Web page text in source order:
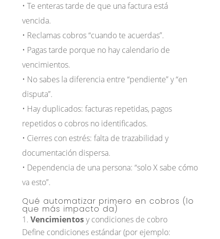
• Te enteras tarde de que una factura está
vencida.
• Reclamas cobros “cuando te acuerdas”.
• Pagas tarde porque no hay calendario de
vencimientos.
• No sabes la diferencia entre “pendiente” y “en
disputa”.
• Hay duplicados: facturas repetidas, pagos
repetidos o cobros no identificados.
• Cierres con estrés: falta de trazabilidad y
documentación dispersa.
• Dependencia de una persona: “solo X sabe cómo
va esto”.
Qué automatizar primero en cobros (lo
que más impacto da)
Vencimientosy condiciones de cobro
Define condiciones estándar (por ejemplo: